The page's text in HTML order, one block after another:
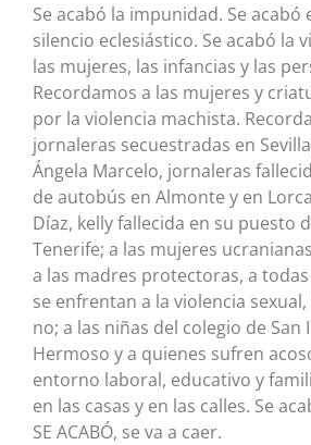
Se acabó la impunidad. Se acabó
silencio eclesiástico. Se acabó la
las mujeres, las infancias y las
Recordamos a las mujeres y
por la violencia machista.
jornaleras secuestradas en
Ángela Marcelo, jornaleras
de autobús en Almonte y en
Díaz, kelly fallecida en su puesto
Tenerife; a las mujeres
a las madres protectoras, a
se enfrentan a la violencia
no; a las niñas del colegio de San
Hermoso y a quienes sufren
entorno laboral, educativo y
en las casas y en las calles. Se
SE ACABÓ, se va a caer.